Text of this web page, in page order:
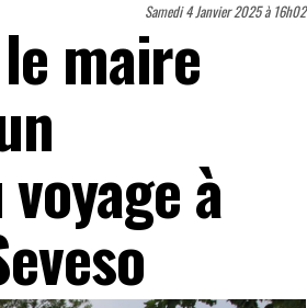
Samedi 4 Janvier 2025 à 16h02
maire
à